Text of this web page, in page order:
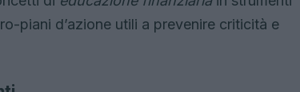
piani d’azione utili a prevenire criticità e